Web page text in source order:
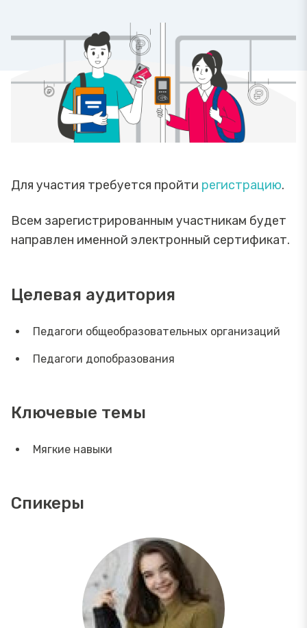
Для участия требуется пройти регистрацию.
Всем зарегистрированным участникам будет
направлен именной электронный сертификат.
Целевая аудитория
Педагоги общеобразовательных организаций
Педагоги допобразования
Ключевые темы
Мягкие навыки
Спикеры